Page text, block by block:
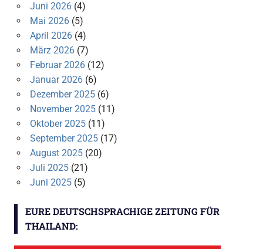
Juni 2026(4)
Mai 2026(5)
April 2026(4)
März 2026(7)
Februar 2026(12)
Januar 2026(6)
Dezember 2025(6)
November 2025(11)
Oktober 2025(11)
September 2025(17)
August 2025(20)
Juli 2025(21)
Juni 2025(5)
EURE DEUTSCHSPRACHIGE ZEITUNG FÜR
THAILAND: